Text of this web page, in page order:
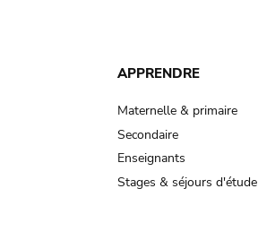
APPRENDRE
Maternelle & primaire
Secondaire
Enseignants
Stages & séjours d'étude